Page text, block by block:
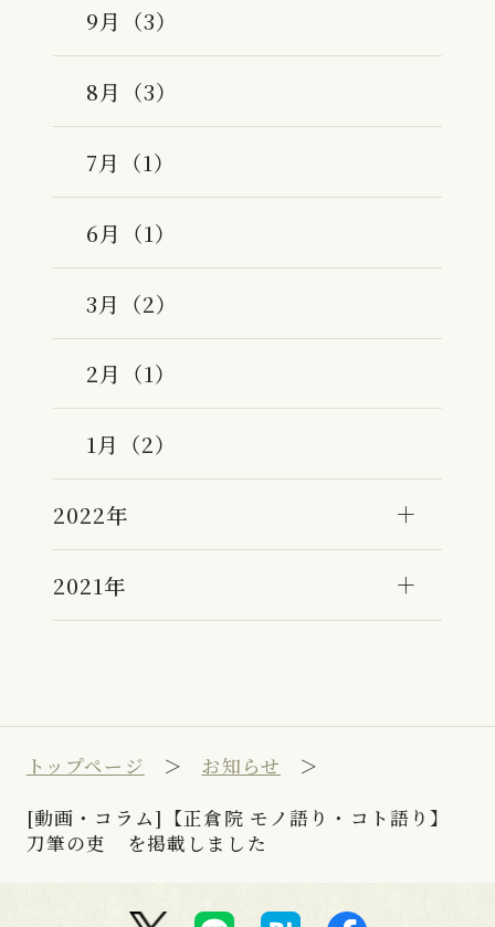
トップページ
お知らせ
[動画・コラム]【正倉院 モノ語り・コト語り】
刀筆の吏 を掲載しました
9月（3）
8月（3）
7月（1）
6月（1）
3月（2）
2月（1）
1月（2）
2022年
2021年